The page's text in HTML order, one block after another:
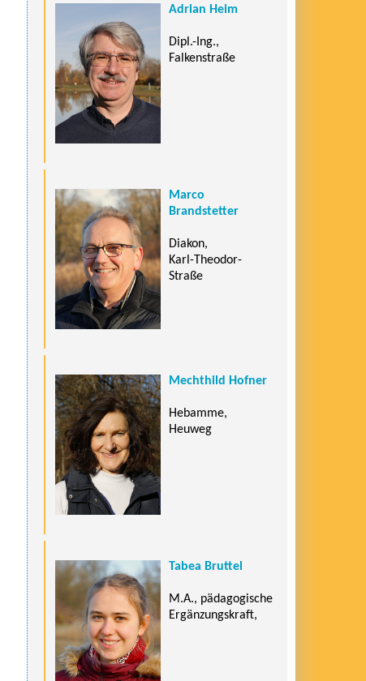
Adrian Heim
Dipl.-Ing.,
Falkenstraße
Marco
Brandstetter
Diakon,
Karl-Theodor-
Straße
Mechthild Hofner
Hebamme,
Heuweg
Tabea Bruttel
M.A., pädagogische
Ergänzungskraft,